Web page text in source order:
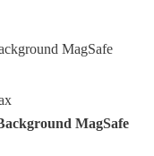
MagSafe
MagSafe